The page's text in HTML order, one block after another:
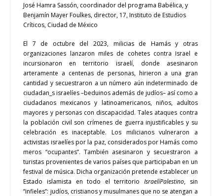
José Hamra Sassón, coordinador del programa Babélica, y
Benjamín Mayer Foulkes, director, 17, Instituto de Estudios
Críticos, Ciudad de México
El 7 de octubre del 2023, milicias de Hamás y otras
organizaciones lanzaron miles de cohetes contra Israel e
incursionaron en territorio israelí, donde asesinaron
arteramente a centenas de personas, hirieron a una gran
cantidad y secuestraron a un número aún indeterminado de
ciudadan_s israelíes –beduinos además de judíos– así como a
ciudadanos mexicanos y latinoamericanos, niños, adultos
mayores y personas con discapacidad. Tales ataques contra
la población civil son crímenes de guerra injustificables y su
celebración es inaceptable. Los milicianos vulneraron a
activistas israelíes por la paz, considerados por Hamás como
meros “ocupantes”. También asesinaron y secuestraron a
turistas provenientes de varios países que participaban en un
festival de música. Dicha organización pretende establecer un
Estado islamista en todo el territorio IsraelíPalestino, sin
“infieles”: judíos, cristianos y musulmanes que no se atengan a